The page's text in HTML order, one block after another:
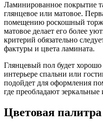
Ламинированное покрытие
глянцевое или матовое.
помещению роскошный
матовое делает его более
критерий обязательно
фактуры и цвета ламината.
Глянцевый пол будет хорошо
интерьере спальни или
подойдет для оформления
где преобладают
Цветовая палитра